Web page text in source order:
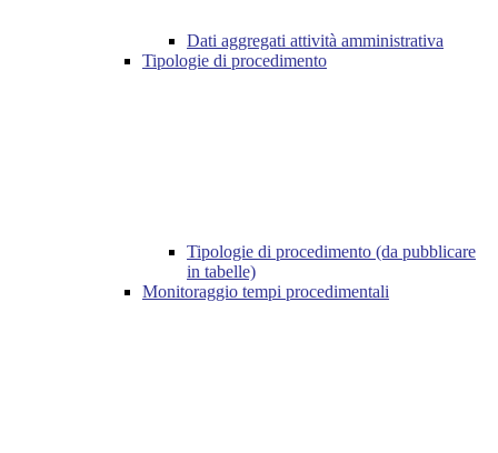
Dati aggregati attività amministrativa
Tipologie di procedimento
Tipologie di procedimento (da pubblicare
in tabelle)
Monitoraggio tempi procedimentali